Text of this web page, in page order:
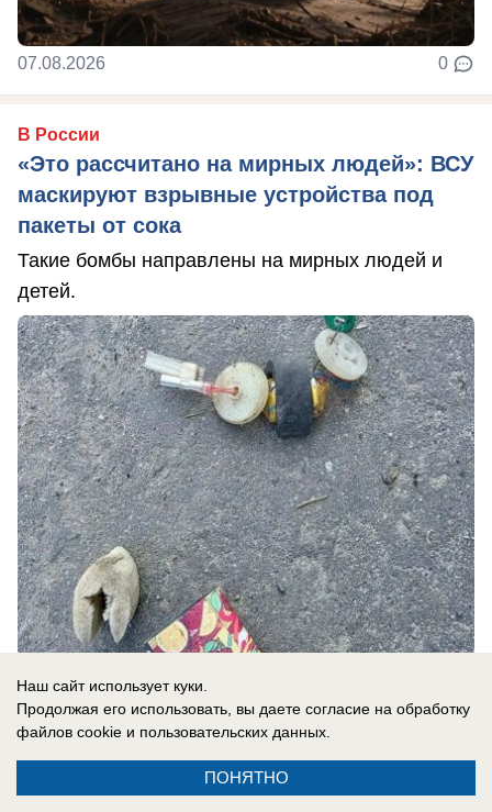
07.08.2026 0
В России
«Это рассчитано на мирных людей»: ВСУ
маскируют взрывные устройства под
пакеты от сока
Такие бомбы направлены на мирных людей и
детей.
В России
Пашинян на двух стульях: премьер
Наш сайт использует куки.
Продолжая его использовать, вы даете согласие на обработку
файлов cookie и пользовательских данных.
ПОНЯТНО